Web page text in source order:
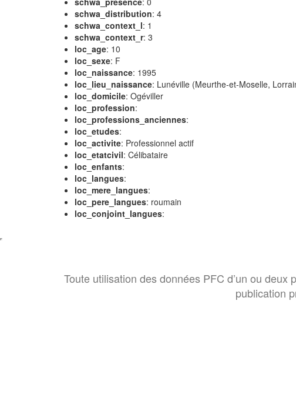
schwa_distribution: 4
schwa_context_l: 1
schwa_context_r: 3
loc_age: 10
loc_sexe: F
loc_naissance: 1995
loc_lieu_naissance: Lunéville (Meurthe-et-Moselle,
loc_domicile: Ogéviller
loc_profession:
loc_professions_anciennes:
loc_etudes:
loc_activite: Professionnel actif
loc_etatcivil: Célibataire
loc_enfants:
loc_langues:
loc_mere_langues:
loc_pere_langues: roumain
loc_conjoint_langues:
Toute utilisation des données PFC d’un ou deux
publication